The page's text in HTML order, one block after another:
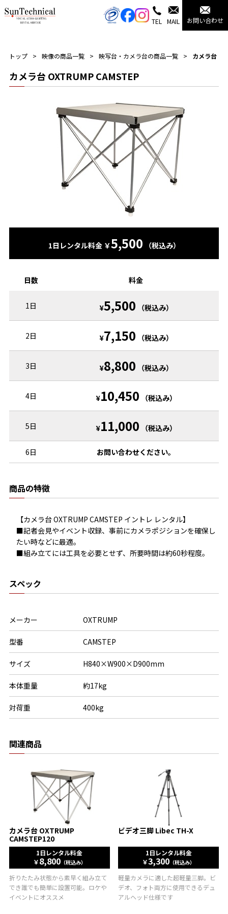
TEL MAIL お問い合わせ
トップ 映像の商品一覧 映写台・カメラ台の商品一覧 カメラ台
カメラ台 OXTRUMP CAMSTEP
1日レンタル料金 ￥5,500 （税込み）
日数 料金
1日 ¥5,500 （税込み）
2日 ¥7,150 （税込み）
3日 ¥8,800 （税込み）
4日 ¥10,450 （税込み）
5日 ¥11,000 （税込み）
6日 お問い合わせください。
商品の特徴
【カメラ台 OXTRUMP CAMSTEP イントレ レンタル】
■記者会見やイベント収録、事前にカメラポジションを確保し
たい時などに最適。
■組み立てには工具を必要とせず、所要時間は約60秒程度。
スペック
メーカー OXTRUMP
型番 CAMSTEP
サイズ H840×W900×D900mm
本体重量 約17kg
対荷重 400kg
関連商品
カメラ台 OXTRUMP
CAMSTEP120
1日レンタル料金
￥8,800（税込み）
折りたたみ状態から素早く組み立て
でき誰でも簡単に設置可能。ロケや
イベントにオススメ
ビデオ三脚 Libec TH-X
1日レンタル料金
￥3,300 （税込み）
軽量カメラに適した超軽量三脚。ビ
デオ、フォト両方に使用できるデュ
アルヘッド仕様です